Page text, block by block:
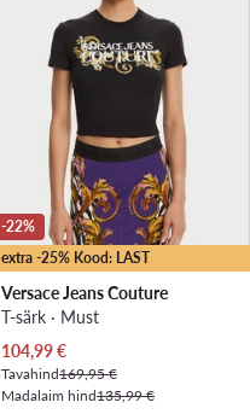
extra -25% Kood: LAST
-22%
Versace Jeans Couture
T-särk · Must
Praegune hind
104,99€
Tavahind169,95 €
Madalaim hind135,99 €